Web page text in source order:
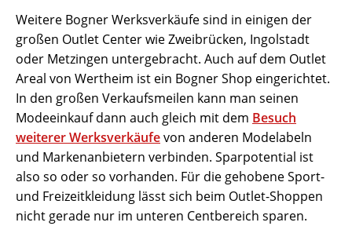
Weitere Bogner Werksverkäufe sind in einigen der
großen Outlet Center wie Zweibrücken, Ingolstadt
oder Metzingen untergebracht. Auch auf dem Outlet
Areal von Wertheim ist ein Bogner Shop eingerichtet.
In den großen Verkaufsmeilen kann man seinen
Modeeinkauf dann auch gleich mit dem Besuch
weiterer Werksverkäufevon anderen Modelabeln
und Markenanbietern verbinden. Sparpotential ist
also so oder so vorhanden. Für die gehobene Sport-
und Freizeitkleidung lässt sich beim Outlet-Shoppen
nicht gerade nur im unteren Centbereich sparen.